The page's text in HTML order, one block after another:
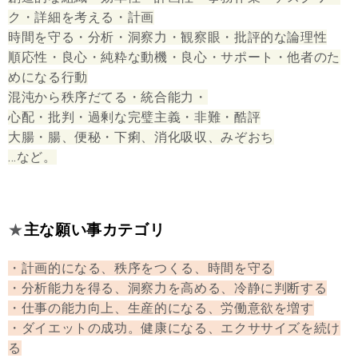
ク・詳細を考える・計画
時間を守る・分析・洞察力・観察眼・批評的な論理性
順応性・良心・純粋な動機・良心・サポート・他者のた
めになる行動
混沌から秩序だてる・統合能力・
心配・批判・過剰な完璧主義・非難・酷評
大腸・腸、便秘・下痢、消化吸収、みぞおち
…など。
★主な願い事カテゴリ
・計画的になる、秩序をつくる、時間を守る
・分析能力を得る、洞察力を高める、冷静に判断する
・仕事の能力向上、生産的になる、労働意欲を増す
・ダイエットの成功。健康になる、エクササイズを続け
る